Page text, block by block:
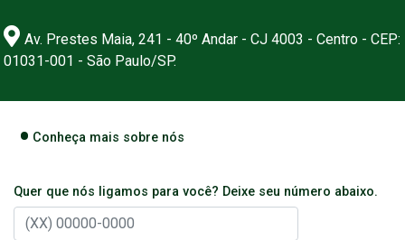
Av. Prestes Maia, 241 - 40º Andar - CJ 4003 - Centro - CEP:
01031-001 - São Paulo/SP.
Conheça mais sobre nós
Quer que nós ligamos para você? Deixe seu número abaixo.